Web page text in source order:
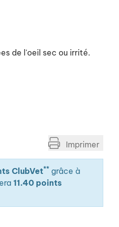
de l'oeil sec ou irrité.
Imprimer
ClubVet** grâce à
11.40 points